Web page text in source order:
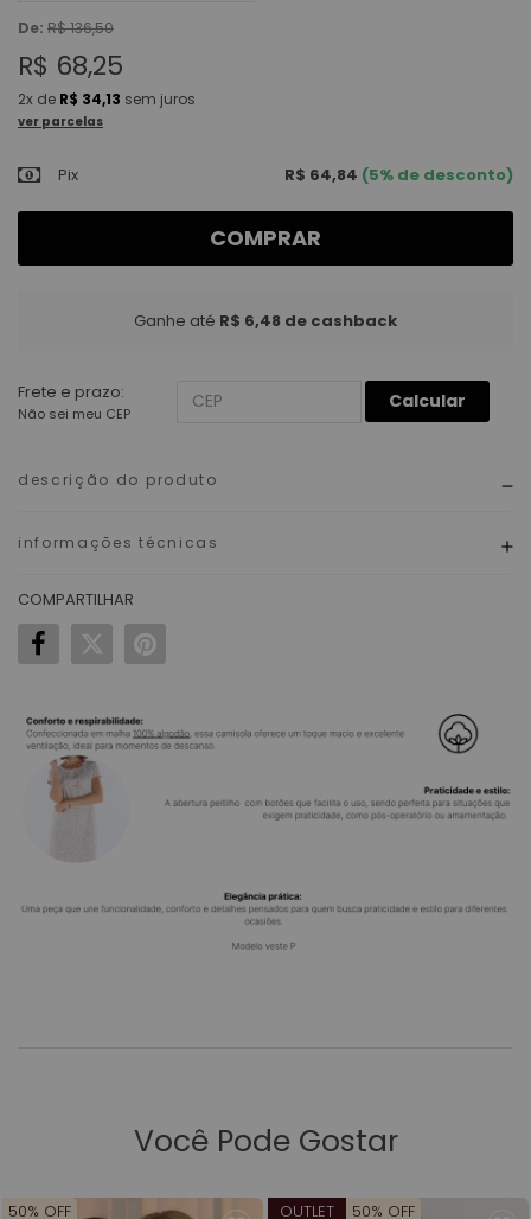
De: R$ 136,50
R$ 68,25
2x de R$ 34,13 sem juros
ver parcelas
Pix R$ 64,84 (5% de desconto)
COMPRAR
Ganhe até R$ 6,48 de cashback
Frete e prazo:
Não sei meu CEP
Calcular
descrição do produto
informações técnicas
COMPARTILHAR
Você Pode Gostar
50% OFF OUTLET 50% OFF